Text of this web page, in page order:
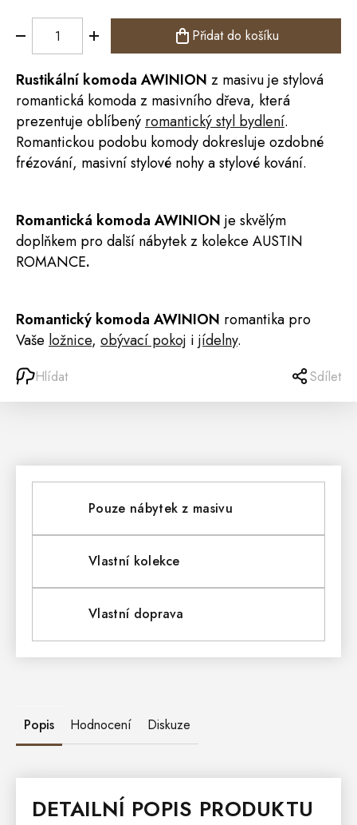
Přidat do košíku
Rustikální komoda AWINION z masivu je stylová
romantická komoda z masivního dřeva, která
prezentuje oblíbený romantický styl bydlení.
Romantickou podobu komody dokresluje ozdobné
frézování, masivní stylové nohy a stylové kování.
Romantická komoda AWINION je skvělým
doplňkem pro další nábytek z kolekce AUSTIN
ROMANCE.
Romantický komoda AWINION romantika pro
Vaše ložnice, obývací pokoj i jídelny.
Hlídat Sdílet
Pouze nábytek z masivu
Vlastní kolekce
Vlastní doprava
Popis Hodnocení Diskuze
DETAILNÍ POPIS PRODUKTU